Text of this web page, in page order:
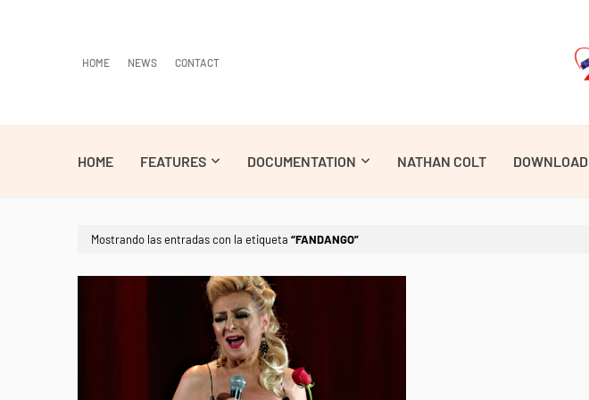
HOME NEWS CONTACT
HOME FEATURES DOCUMENTATION NATHAN COLT
Mostrando las entradas con la etiqueta FANDANGO